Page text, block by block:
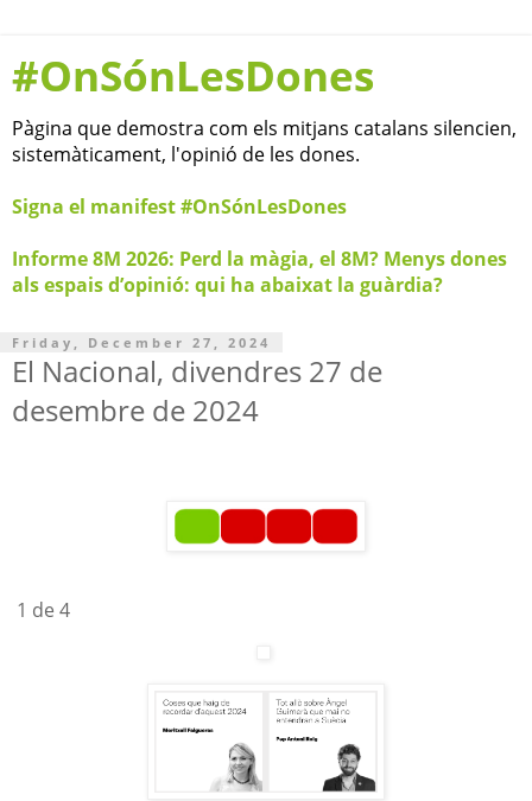
#OnSónLesDones
Pàgina que demostra com els mitjans catalans silencien,
sistemàticament, l'opinió de les dones.
Signa el manifest #OnSónLesDones
Informe 8M 2026: Perd la màgia, el 8M? Menys dones
als espais d’opinió: qui ha abaixat la guàrdia?
Friday, December 27, 2024
El Nacional, divendres 27 de
desembre de 2024
1 de 4